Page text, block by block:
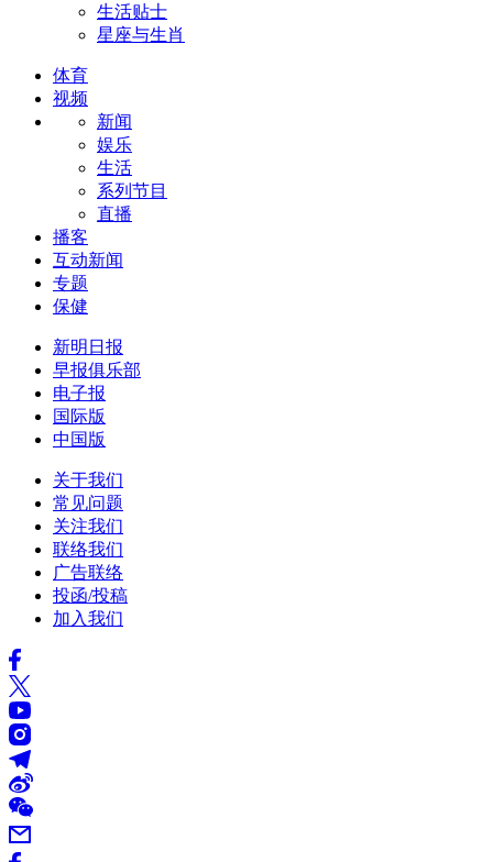
生活贴士
星座与生肖
体育
视频
新闻
娱乐
生活
系列节目
直播
播客
互动新闻
专题
保健
新明日报
早报俱乐部
电子报
国际版
中国版
关于我们
常见问题
关注我们
联络我们
广告联络
投函/投稿
加入我们